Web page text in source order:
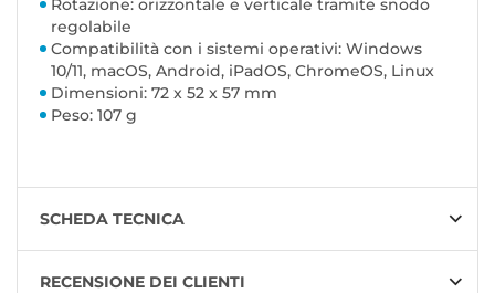
Rotazione: orizzontale e verticale tramite snodo
regolabile
Compatibilità con i sistemi operativi: Windows
10/11, macOS, Android, iPadOS, ChromeOS, Linux
Dimensioni: 72 x 52 x 57 mm
Peso: 107 g
SCHEDA TECNICA
RECENSIONE DEI CLIENTI